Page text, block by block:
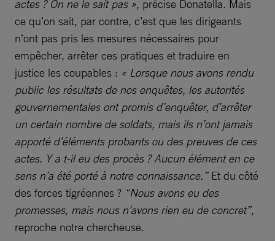
actes ? On ne le sait pas », précise Donatella. Mais
ce qu’on sait, par contre, c’est que les dirigeants
n’ont pas pris les mesures nécessaires pour
empêcher, arrêter ces pratiques et traduire en
justice les coupables : « Lorsque nous avons rendu
public les résultats de nos enquêtes, les autorités
gouvernementales ont promis d’enquêter, d’arrêter
un certain nombre de soldats, mais ils n’ont jamais
apporté d’éléments probants ou des preuves de ces
actes. Y a t-il eu des procès ? Aucun élément en ce
sens n’a été porté à notre connaissance.” Et du côté
des forces tigréennes ? “Nous avons eu des
promesses, mais nous n’avons rien eu de concret”,
reproche notre chercheuse.